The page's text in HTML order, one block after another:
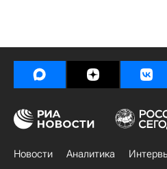
Новости Аналитика